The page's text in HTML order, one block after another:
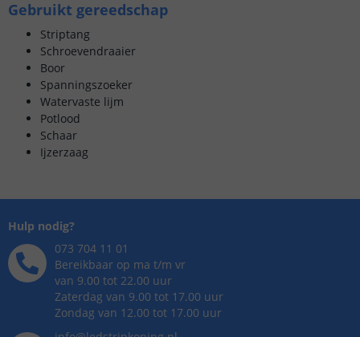
Gebruikt gereedschap
Striptang
Schroevendraaier
Boor
Spanningszoeker
Watervaste lijm
Potlood
Schaar
Ijzerzaag
Hulp nodig?
073 704 11 01
Bereikbaar op ma t/m vr
van 9.00 tot 22.00 uur
Zaterdag van 9.00 tot 17.00 uur
Zondag van 12.00 tot 17.00 uur